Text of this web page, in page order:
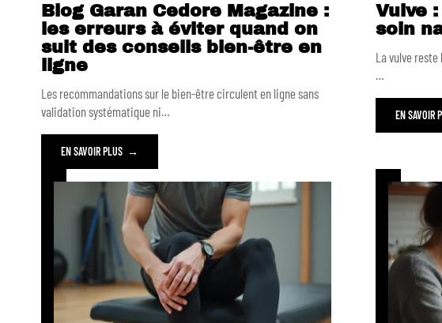
Blog Garan Cedore Magazine :
les erreurs à éviter quand on
suit des conseils bien-être en
ligne
Les recommandations sur le bien-être circulent en ligne sans
validation systématique ni…
EN SAVOIR PLUS
Vulve
soin
La vulve
…
EN SAVOIR